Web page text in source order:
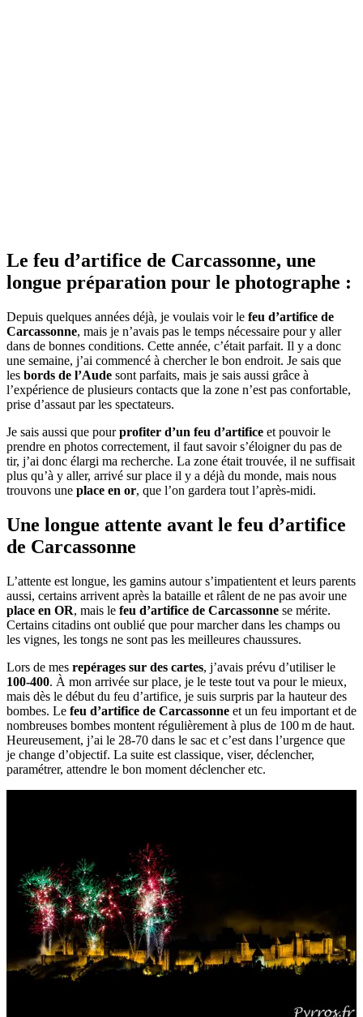
Le feu d’artifice de Carcassonne, une
longue préparation pour le photographe :
Depuis quelques années déjà, je voulais voir le feu d’artifice de
Carcassonne, mais je n’avais pas le temps nécessaire pour y aller
dans de bonnes conditions. Cette année, c’était parfait. Il y a donc
une semaine, j’ai commencé à chercher le bon endroit. Je sais que
les bords de l’Aude sont parfaits, mais je sais aussi grâce à
l’expérience de plusieurs contacts que la zone n’est pas confortable,
prise d’assaut par les spectateurs.
Je sais aussi que pourprofiter d’un feu d’artifice et pouvoir le
prendre en photos correctement, il faut savoir s’éloigner du pas de
tir, j’ai donc élargi ma recherche. La zone était trouvée, il ne suffisait
plus qu’à y aller, arrivé sur place il y a déjà du monde, mais nous
trouvons une place en or, que l’on gardera tout l’après-midi.
Une longue attente avant le feu d’artifice
de Carcassonne
L’attente est longue, les gamins autour s’impatientent et leurs parents
aussi, certains arrivent après la bataille et râlent de ne pas avoir une
place en OR, mais le feu d’artifice de Carcassonne se mérite.
Certains citadins ont oublié que pour marcher dans les champs ou
les vignes, les tongs ne sont pas les meilleures chaussures.
Lors de mes repérages sur des cartes, j’avais prévu d’utiliser le
100-400. À mon arrivée sur place, je le teste tout va pour le mieux,
mais dès le début du feu d’artifice, je suis surpris par la hauteur des
bombes. Le feu d’artifice de Carcassonne et un feu important et de
nombreuses bombes montent régulièrement à plus de 100 m de haut.
Heureusement, j’ai le 28-70 dans le sac et c’est dans l’urgence que
je change d’objectif. La suite est classique, viser, déclencher,
paramétrer, attendre le bon moment déclencher etc.